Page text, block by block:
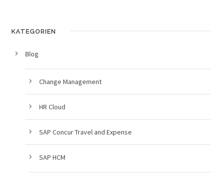
KATEGORIEN
Blog
Change Management
HR Cloud
SAP Concur Travel and Expense
SAP HCM